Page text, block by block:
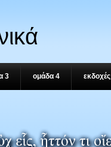
3 ομάδα 4 εκδοχές